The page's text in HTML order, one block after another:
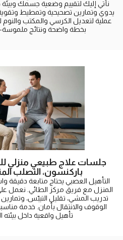
نأتي إليك لتقييم وضعية جسمك
يدوي وتمارين تصحيحية وتمطيط
عملية لتعديل الكرسي والمكتب والنوم
بخطة واضحة ونتائج
جلسات علاج طبيعي منزلي
باركنسون، التصلب
التأهيل العصبي يحتاج متابعة دقيقة
المنزل مع فريق مركز الطائي. نعمل
تدريب المشي، تقليل التيبّس،
الوقوف والانتقال بأمان. خدمة
تأهيل واقعية داخل بيئته